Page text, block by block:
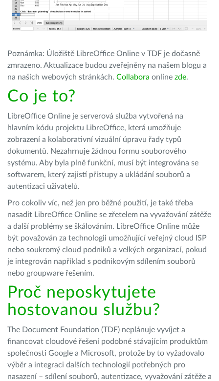
Poznámka: Úložiště LibreOffice Online v TDF je dočasně
zmrazeno. Aktualizace budou zveřejněny na našem blogu a
na našich webových stránkách. Collabora online zde.
Co je to?
LibreOffice Online je serverová služba vytvořená na
hlavním kódu projektu LibreOffice, která umožňuje
zobrazení a kolaborativní vizuální úpravu řady typů
dokumentů. Nezahrnuje žádnou formu souborového
systému. Aby byla plně funkční, musí být integrována se
softwarem, který zajistí přístupy a ukládání souborů a
autentizaci uživatelů.
Pro cokoliv víc, než jen pro běžné použití, je také třeba
nasadit LibreOffice Online se zřetelem na vyvažování zátěže
a další problémy se škálováním. LibreOffice Online může
být považován za technologii umožňující veřejný cloud ISP
nebo soukromý cloud podniků a velkých organizací, pokud
je integrován například s podnikovým sdílením souborů
nebo groupware řešením.
Proč neposkytujete
hostovanou službu?
The Document Foundation (TDF) neplánuje vyvíjet a
financovat cloudové řešení podobné stávajícím produktům
společnosti Google a Microsoft, protože by to vyžadovalo
výběr a integraci dalších technologií potřebných pro
nasazení – sdílení souborů, autentizace, vyvažování zátěže a